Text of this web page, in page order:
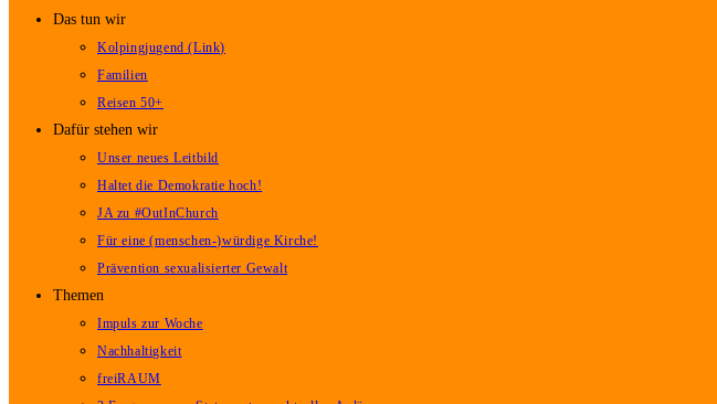
Das tun wir
Kolpingjugend (Link)
Familien
Reisen 50+
Dafür stehen wir
Unser neues Leitbild
Haltet die Demokratie hoch!
JA zu #OutInChurch
Für eine (menschen-)würdige Kirche!
Prävention sexualisierter Gewalt
Themen
Impuls zur Woche
Nachhaltigkeit
freiRAUM